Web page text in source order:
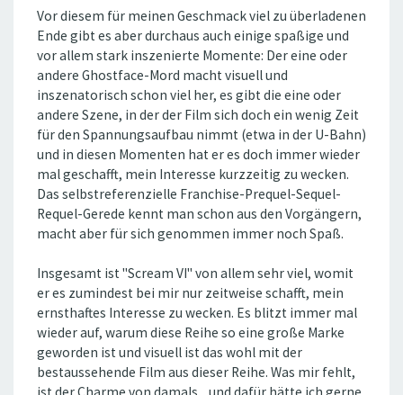
Vor diesem für meinen Geschmack viel zu überladenen
Ende gibt es aber durchaus auch einige spaßige und
vor allem stark inszenierte Momente: Der eine oder
andere Ghostface-Mord macht visuell und
inszenatorisch schon viel her, es gibt die eine oder
andere Szene, in der der Film sich doch ein wenig Zeit
für den Spannungsaufbau nimmt (etwa in der U-Bahn)
und in diesen Momenten hat er es doch immer wieder
mal geschafft, mein Interesse kurzzeitig zu wecken.
Das selbstreferenzielle Franchise-Prequel-Sequel-
Requel-Gerede kennt man schon aus den Vorgängern,
macht aber für sich genommen immer noch Spaß.
Insgesamt ist "Scream VI" von allem sehr viel, womit
er es zumindest bei mir nur zeitweise schafft, mein
ernsthaftes Interesse zu wecken. Es blitzt immer mal
wieder auf, warum diese Reihe so eine große Marke
geworden ist und visuell ist das wohl mit der
bestaussehende Film aus dieser Reihe. Was mir fehlt,
ist der Charme von damals... und dafür hätte ich gerne